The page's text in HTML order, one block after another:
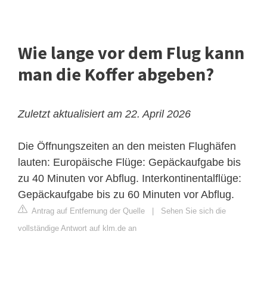
Wie lange vor dem Flug kann
man die Koffer abgeben?
Zuletzt aktualisiert am 22. April 2026
Die Öffnungszeiten an den meisten Flughäfen
lauten: Europäische Flüge: Gepäckaufgabe bis
zu 40 Minuten vor Abflug. Interkontinentalflüge:
Gepäckaufgabe bis zu 60 Minuten vor Abflug.
Antrag auf Entfernung der Quelle
Sehen Sie sich die
vollständige Antwort auf klm.de an